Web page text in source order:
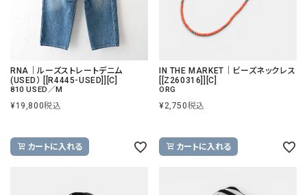
RNA｜ルーズストレートデニム
(USED） [[R4445-USED]][C]
810 USED／M
¥19,800税込
カートに入れる
IN THE MARKET｜ビーズネックレス
[[Z260316]][C]
ORG
¥2,750税込
カートに入れる